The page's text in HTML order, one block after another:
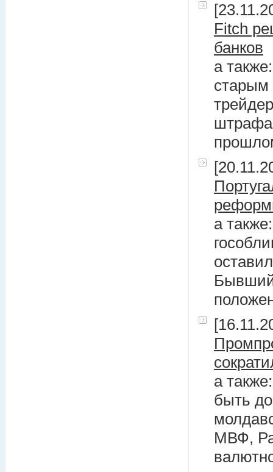
Fitch
банков
а
старым
а
Бывший
а
быть
МВФ,